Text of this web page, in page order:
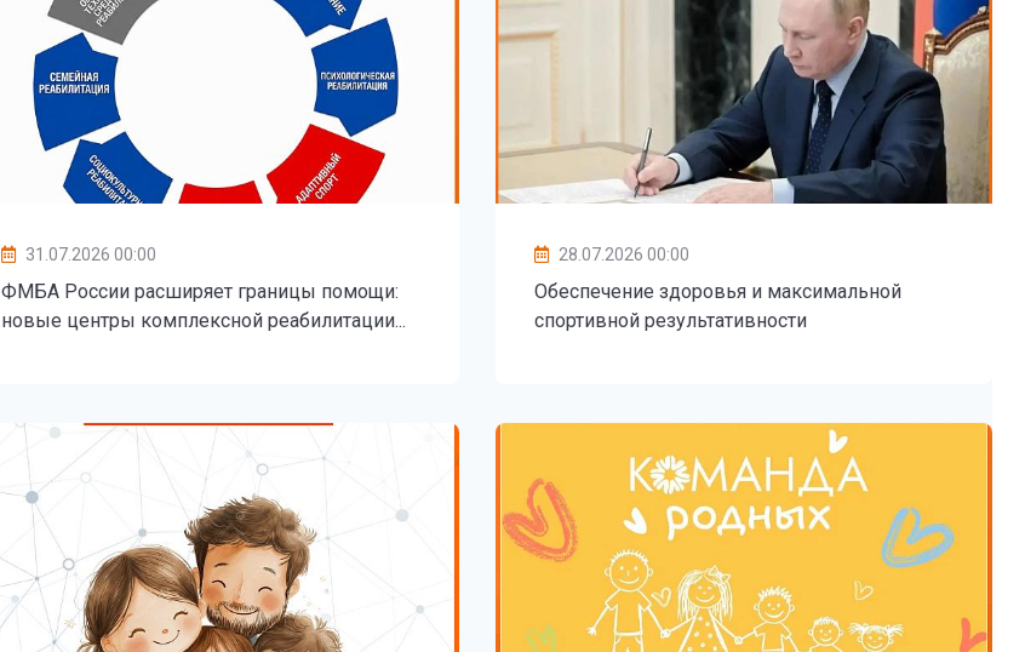
31.07.2026 00:00
ФМБА России расширяет границы помощи:
новые центры комплексной реабилитации...
28.07.2026 00:00
Обеспечение здоровья и максимальной
спортивной результативности